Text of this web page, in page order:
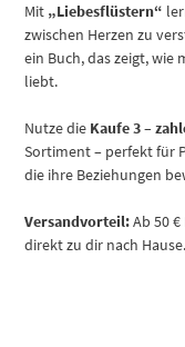
Mit „Liebesflüstern“
zwischen Herzen zu
ein Buch, das zeigt,
liebt.
Nutze die Kaufe 3 –
Sortiment – perfekt für
die ihre Beziehungen
Versandvorteil:Ab 50
direkt zu dir nach Hause.